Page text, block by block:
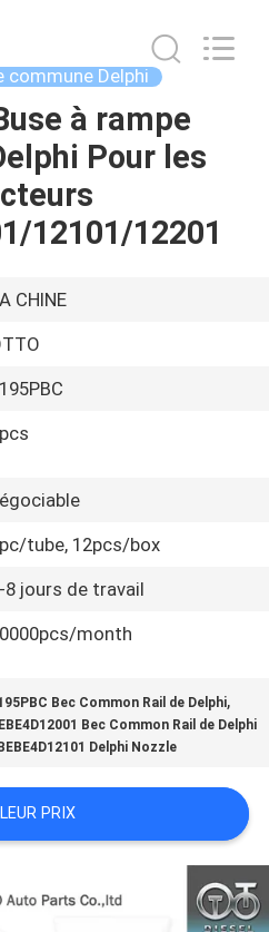
commune Delphi
à rampe
Pour les
12101/12201
CHINE
tube, 12pcs/box
8 jours de travail
month
Bec Common Rail de Delphi,
Bec Common Rail de Delphi
BEBE4D12101 Delphi Nozzle
PRIX